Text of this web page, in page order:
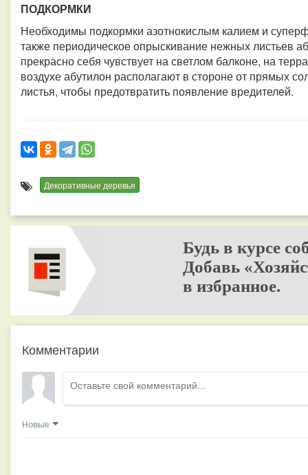
ПОДКОРМКИ
Необходимы подкормки азотнокислым калием и
также периодическое опрыскивание нежных листьев
прекрасно себя чувствует на светлом балконе, на
воздухе абутилон располагают в стороне от прямых
листья, чтобы предотвратить появление вредителей.
Декоративные деревья
Будь в курсе
Добавь
в избранное.
Комментарии
Новые